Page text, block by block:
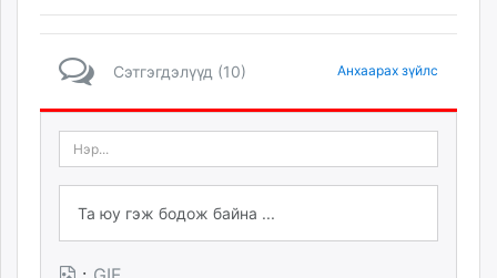
Сэтгэгдэлүүд (10) Анхаарах зүйлс
·